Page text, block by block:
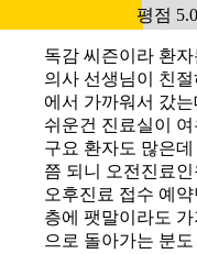
평점
독감 씨즌이라 환
의사 선생님이 친
에서 가까워서 갔
쉬운건 진료실이
구요 환자도 많은
쯤 되니 오전진료
오후진료 접수 예
층에 팻말이라도
으로 돌아가는 분